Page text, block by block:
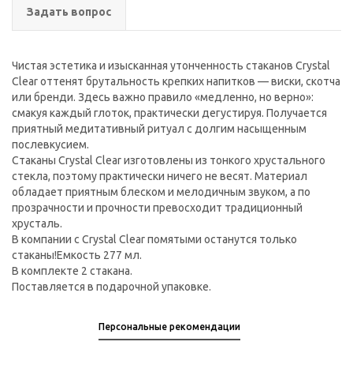
Задать вопрос
Чистая эстетика и изысканная утонченность стаканов Crystal
Clear оттенят брутальность крепких напитков — виски, скотча
или бренди. Здесь важно правило «медленно, но верно»:
смакуя каждый глоток, практически дегустируя. Получается
приятный медитативный ритуал с долгим насыщенным
послевкусием.
Стаканы Crystal Clear изготовлены из тонкого хрустального
стекла, поэтому практически ничего не весят. Материал
обладает приятным блеском и мелодичным звуком, а по
прозрачности и прочности превосходит традиционный
хрусталь.
В компании с Crystal Clear помятыми останутся только
стаканы!Емкость 277 мл.
В комплекте 2 стакана.
Поставляется в подарочной упаковке.
Персональные рекомендации